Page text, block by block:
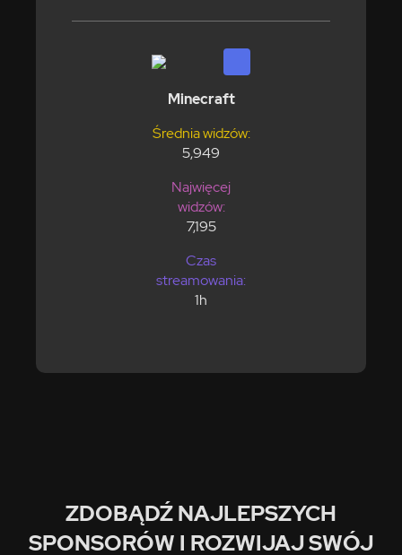
Minecraft
Średnia widzów:
5,949
Najwięcej
widzów:
7,195
Czas
streamowania:
1h
ZDOBĄDŹ NAJLEPSZYCH
SPONSORÓW I ROZWIJAJ SWÓJ